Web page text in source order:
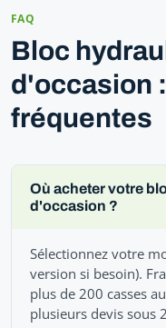
FAQ
Bloc
d'occasion
fréquentes
Où acheter votre
d'occasion ?
Sélectionnez votre
version si besoin).
plus de 200 casses
plusieurs devis sous